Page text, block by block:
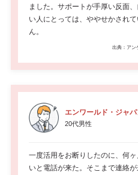
ました。サポートが手厚い反面
い人にとっては、ややせかされ
ん。
出典：アン
エンワールド・ジャ
20代男性
一度活用をお断りしたのに、何
いと電話が来た。そこまで連絡